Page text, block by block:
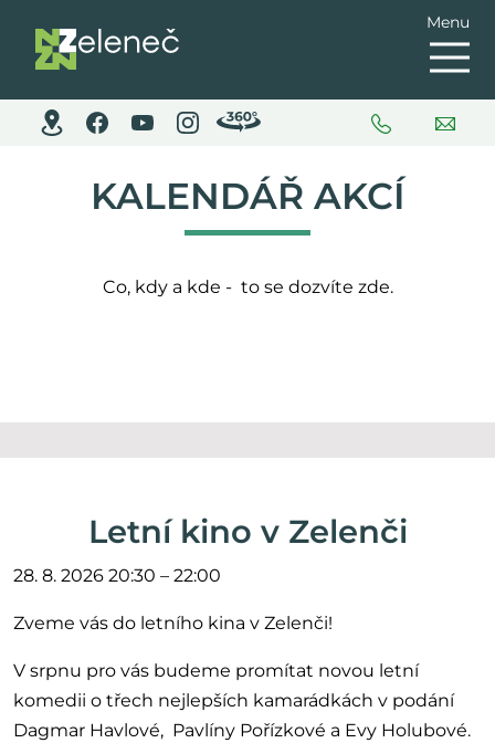
Menu
KALENDÁŘ AKCÍ
Co, kdy a kde - to se dozvíte zde.
Letní kino v Zelenči
28. 8. 2026 20:30 – 22:00
Zveme vás do letního kina v Zelenči!
V srpnu pro vás budeme promítat novou letní
komedii o třech nejlepších kamarádkách v podání
Dagmar Havlové, Pavlíny Pořízkové a Evy Holubové.